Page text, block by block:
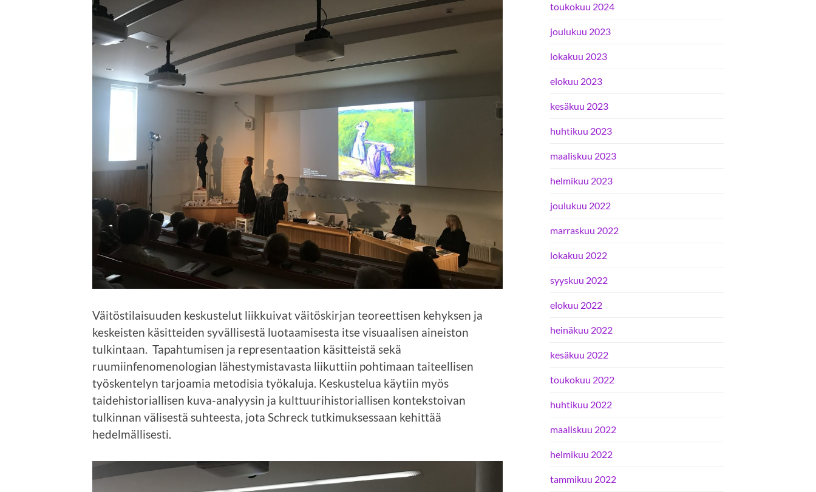
Väitöstilaisuuden keskustelut liikkuivat väitöskirjan teoreettisen kehyksen ja
keskeisten käsitteiden syvällisestä luotaamisesta itse visuaalisen aineiston
tulkintaan. Tapahtumisen ja representaation käsitteistä sekä
ruumiinfenomenologian lähestymistavasta liikuttiin pohtimaan taiteellisen
työskentelyn tarjoamia metodisia työkaluja. Keskustelua käytiin myös
taidehistoriallisen kuva-analyysin ja kulttuurihistoriallisen kontekstoivan
tulkinnan välisestä suhteesta, jota Schreck tutkimuksessaan kehittää
hedelmällisesti.
toukokuu 2024
joulukuu 2023
lokakuu 2023
elokuu 2023
kesäkuu 2023
huhtikuu 2023
maaliskuu 2023
helmikuu 2023
joulukuu 2022
marraskuu 2022
lokakuu 2022
syyskuu 2022
elokuu 2022
heinäkuu 2022
kesäkuu 2022
toukokuu 2022
huhtikuu 2022
maaliskuu 2022
helmikuu 2022
tammikuu 2022